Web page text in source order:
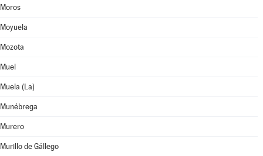
Moros
Moyuela
Mozota
Muel
Muela (La)
Munébrega
Murero
Murillo de Gállego